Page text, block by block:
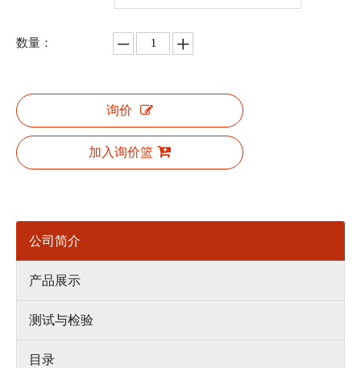
数量：
询价
加入询价篮
公司简介
产品展示
测试与检验
目录